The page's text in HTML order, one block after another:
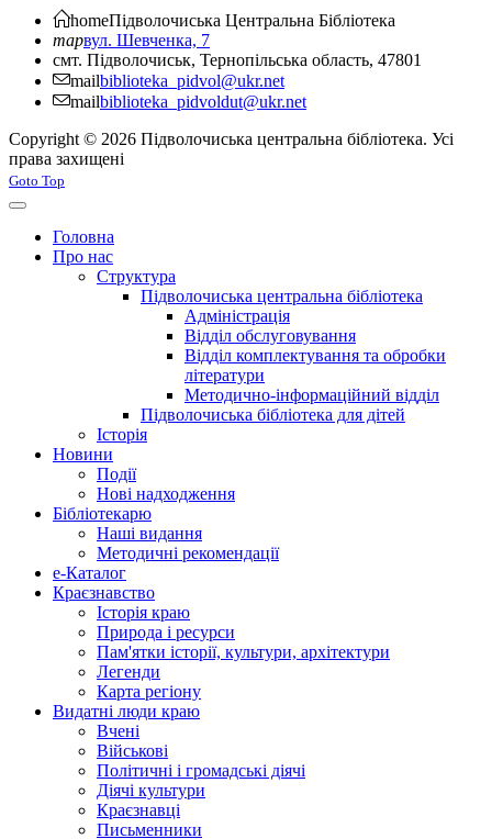
homeПідволочиська Центральна Бібліотека
mapвул. Шевченка, 7
смт. Підволочиськ, Тернопільська область, 47801
mailbiblioteka_pidvol@ukr.net
mailbiblioteka_pidvoldut@ukr.net
Copyright © 2026 Підволочиська центральна бібліотека. Усі
права захищені
Joomla! 3 Templates
Goto Top
Головна
Про нас
Структура
Підволочиська центральна бібліотека
Адміністрація
Відділ обслуговування
Відділ комплектування та обробки
літератури
Методично-інформаційний відділ
Підволочиська бібліотека для дітей
Історія
Новини
Події
Нові надходження
Бібліотекарю
Наші видання
Методичні рекомендації
e-Каталог
Краєзнавство
Історія краю
Природа і ресурси
Пам'ятки історії, культури, архітектури
Легенди
Карта регіону
Видатні люди краю
Вчені
Військові
Політичні і громадські діячі
Діячі культури
Краєзнавці
Письменники